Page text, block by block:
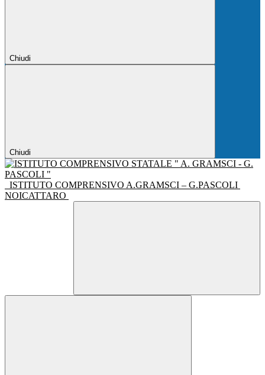
Chiudi
Chiudi
ISTITUTO COMPRENSIVO A.GRAMSCI – G.PASCOLI
NOICATTARO